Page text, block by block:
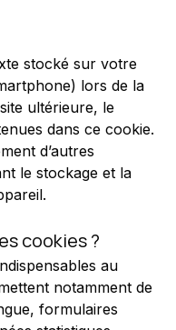
stocké sur votre
lors de la
ultérieure, le
dans ce cookie.
d’autres
le stockage et la
cookies ?
au
notamment de
formulaires